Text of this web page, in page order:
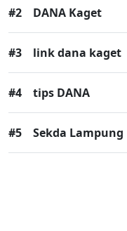
#2 DANA Kaget
#3 link dana kaget
#4 tips DANA
#5 Sekda Lampung